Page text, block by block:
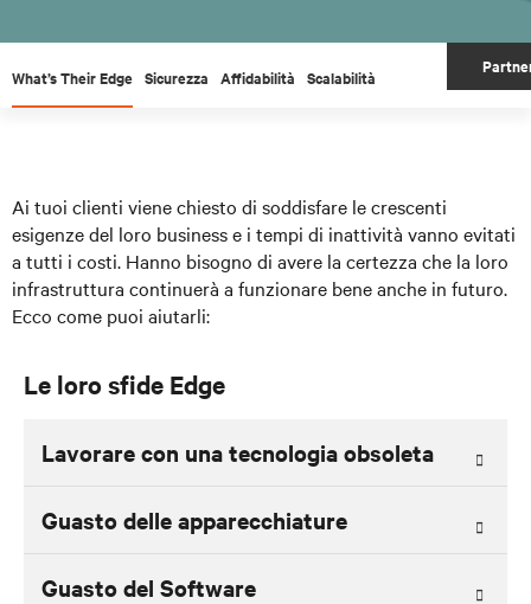
What’s Their Edge Sicurezza Affidabilità Scalabilità
Ai tuoi clienti viene chiesto di soddisfare le crescenti
esigenze del loro business e i tempi di inattività vanno evitati
a tutti i costi. Hanno bisogno di avere la certezza che la loro
infrastruttura continuerà a funzionare bene anche in futuro.
Ecco come puoi aiutarli:
Le loro sfide Edge
Lavorare con una tecnologia obsoleta
Guasto delle apparecchiature
Guasto del Software